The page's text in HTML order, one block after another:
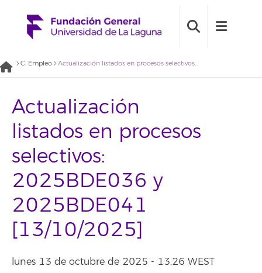
C. Empleo Actualización listados en procesos selectivos: 2025BDE036 y 2025BDE041 [13/10/2025]
Actualización
listados en procesos
selectivos:
2025BDE036 y
2025BDE041
[13/10/2025]
lunes 13 de octubre de 2025 - 13:26 WEST